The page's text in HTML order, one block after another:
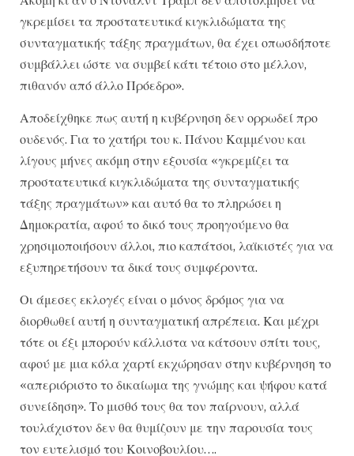
γκρεμίσει τα προστατευτικά κιγκλιδώματα της
συνταγματικής τάξης πραγμάτων, θα έχει οπωσδήποτε
συμβάλλει ώστε να συμβεί κάτι τέτοιο στο μέλλον,
πιθανόν από άλλο Πρόεδρο».
Αποδείχθηκε πως αυτή η κυβέρνηση δεν ορρωδεί προ
ουδενός. Για το χατήρι του κ. Πάνου Καμμένου και
λίγους μήνες ακόμη στην εξουσία «γκρεμίζει τα
προστατευτικά κιγκλιδώματα της συνταγματικής
τάξης πραγμάτων» και αυτό θα το πληρώσει η
Δημοκρατία, αφού το δικό τους προηγούμενο θα
χρησιμοποιήσουν άλλοι, πιο καπάτσοι, λαϊκιστές για να
εξυπηρετήσουν τα δικά τους συμφέροντα.
Οι άμεσες εκλογές είναι ο μόνος δρόμος για να
διορθωθεί αυτή η συνταγματική απρέπεια. Και μέχρι
τότε οι έξι μπορούν κάλλιστα να κάτσουν σπίτι τους,
αφού με μια κόλα χαρτί εκχώρησαν στην κυβέρνηση το
«απεριόριστο το δικαίωμα της γνώμης και ψήφου κατά
συνείδηση». Το μισθό τους θα τον παίρνουν, αλλά
τουλάχιστον δεν θα θυμίζουν με την παρουσία τους
τον ευτελισμό του Κοινοβουλίου….